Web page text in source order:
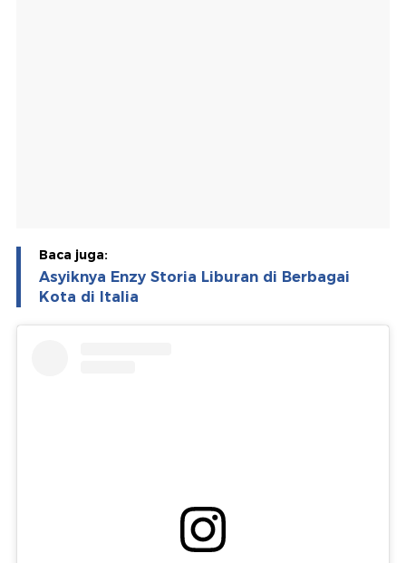
Baca juga:
Asyiknya Enzy Storia Liburan di Berbagai
Kota di Italia